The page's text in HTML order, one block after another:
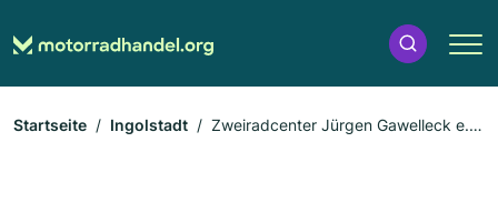
Startseite Ingolstadt
Zweiradcenter Jürgen Gawelleck e.